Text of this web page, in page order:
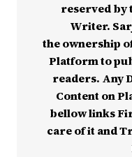
reserved by
Writer.
the ownership
Platform to
readers. Any
Content on
bellow links
care of it and